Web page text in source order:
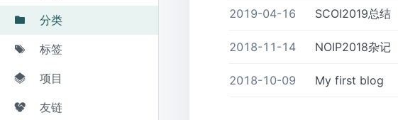
分类
标签
项目
友链
2019-04-16 SCOI2019总结
2018-11-14 NOIP2018杂记
2018-10-09 My first blog